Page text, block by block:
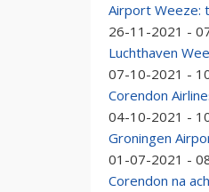
Airport Weeze:
26-11-2021 -
Luchthaven
07-10-2021 -
Corendon
04-10-2021 -
Groningen
01-07-2021 -
Corendon na